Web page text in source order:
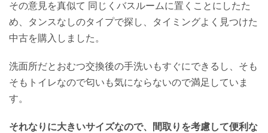
その意見を真似て 同じくバスルームに置くことにしたた
め、タンスなしのタイプで探し、タイミングよく見つけた
中古を購入しました。
洗面所だとおむつ交換後の手洗いもすぐにできるし、そも
そもトイレなので匂いも気にならないので満足していま
す。
それなりに大きいサイズなので、間取りを考慮して便利な